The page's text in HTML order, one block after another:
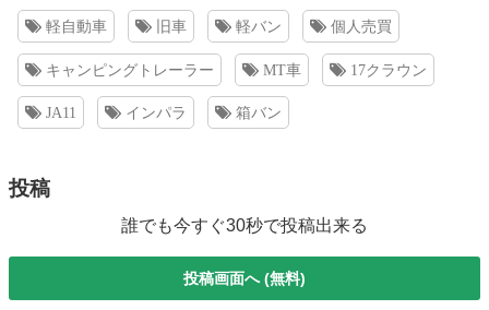
軽自動車 旧車 軽バン 個人売買
キャンピングトレーラー MT車 17クラウン
JA11 インパラ 箱バン
投稿
誰でも今すぐ30秒で投稿出来る
投稿画面へ (無料)